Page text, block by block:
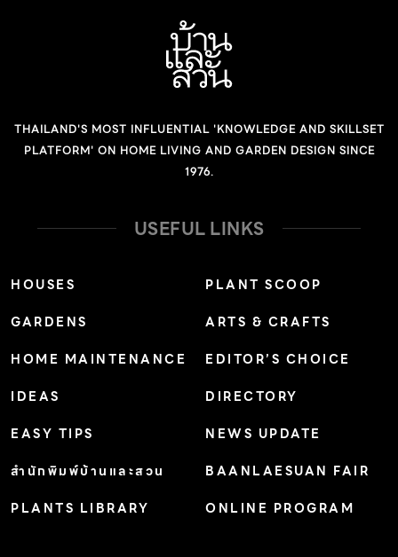
THAILAND'S MOST INFLUENTIAL 'KNOWLEDGE AND SKILLSET
PLATFORM' ON HOME LIVING AND GARDEN DESIGN SINCE
1976.
USEFUL LINKS
HOUSES
GARDENS
HOME MAINTENANCE
IDEAS
EASY TIPS
สำนักพิมพ์บ้านและสวน
PLANTS LIBRARY
PLANT SCOOP
ARTS & CRAFTS
EDITOR’S CHOICE
DIRECTORY
NEWS UPDATE
BAANLAESUAN FAIR
ONLINE PROGRAM